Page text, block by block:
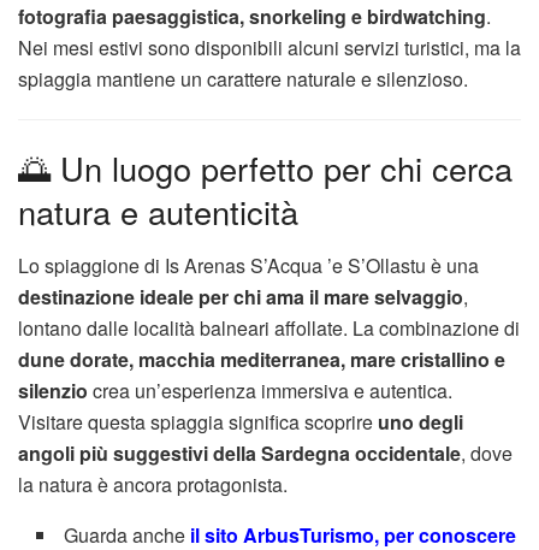
fotografia paesaggistica, snorkeling e birdwatching.
Nei mesi estivi sono disponibili alcuni servizi turistici, ma la
spiaggia mantiene un carattere naturale e silenzioso.
🌅 Un luogo perfetto per chi cerca
natura e autenticità
Lo spiaggione di Is Arenas S’Acqua ’e S’Ollastu è una
destinazione ideale per chi ama il mare selvaggio,
lontano dalle località balneari affollate. La combinazione di
dune dorate, macchia mediterranea, mare cristallino e
silenzio crea un’esperienza immersiva e autentica.
Visitare questa spiaggia significa scoprire uno degli
angoli più suggestivi della Sardegna occidentale, dove
la natura è ancora protagonista.
Guarda anche il sito ArbusTurismo, per conoscere